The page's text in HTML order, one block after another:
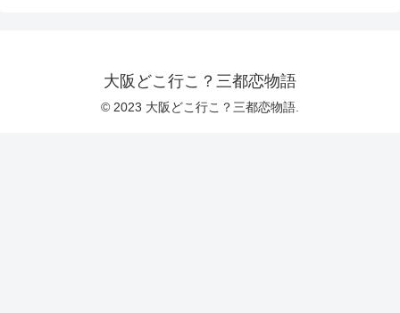
大阪どこ行こ？三都恋物語
© 2023 大阪どこ行こ？三都恋物語.